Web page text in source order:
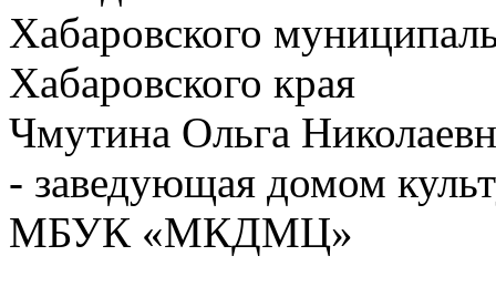
Хабаровского
Хабаровского края
Чмутина Ольга
- заведующая домом
МБУК «МКДМЦ»